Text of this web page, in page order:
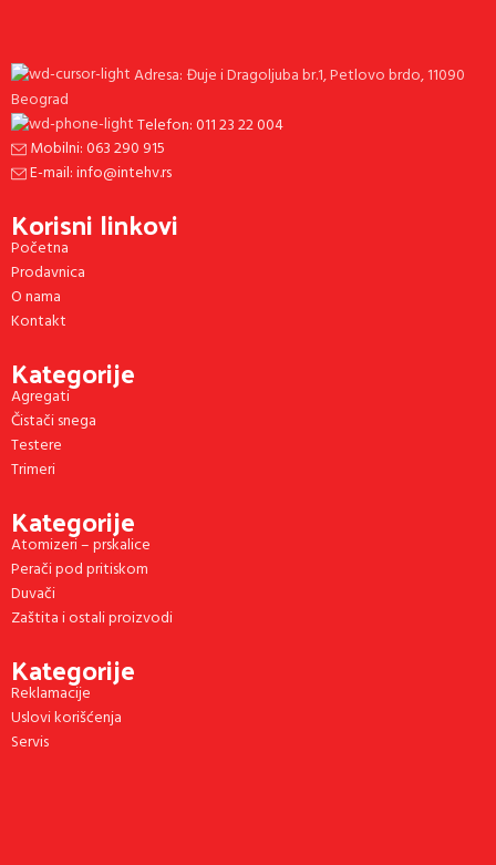
Adresa: Đuje i Dragoljuba br.1, Petlovo brdo, 11090
Beograd
Telefon: 011 23 22 004
Mobilni: 063 290 915
E-mail: info@intehv.rs
Korisni linkovi
Početna
Prodavnica
O nama
Kontakt
Kategorije
Agregati
Čistači snega
Testere
Trimeri
Kategorije
Atomizeri – prskalice
Perači pod pritiskom
Duvači
Zaštita i ostali proizvodi
Kategorije
Reklamacije
Uslovi korišćenja
Servis